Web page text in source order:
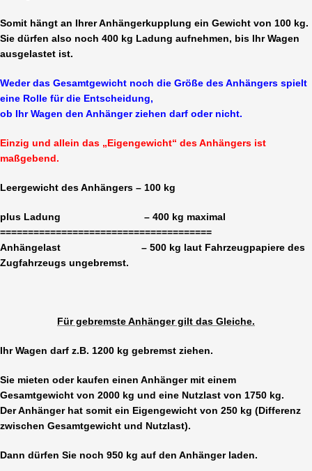
Somit hängt an Ihrer Anhängerkupplung ein Gewicht von 100 kg.
Sie dürfen also noch 400 kg Ladung aufnehmen, bis Ihr Wagen
ausgelastet ist.
Weder das Gesamtgewicht noch die Größe des Anhängers spielt
eine Rolle für die Entscheidung,
ob Ihr Wagen den Anhänger ziehen darf oder nicht.
Einzig und allein das „Eigengewicht“ des Anhängers ist
maßgebend.
Leergewicht des Anhängers – 100 kg
plus Ladung – 400 kg maximal
======================================
Anhängelast – 500 kg laut Fahrzeugpapiere des
Zugfahrzeugs ungebremst.
Für gebremste Anhänger gilt das Gleiche.
Ihr Wagen darf z.B. 1200 kg gebremst ziehen.
Sie mieten oder kaufen einen Anhänger mit einem
Gesamtgewicht von 2000 kg und eine Nutzlast von 1750 kg.
Der Anhänger hat somit ein Eigengewicht von 250 kg (Differenz
zwischen Gesamtgewicht und Nutzlast).
Dann dürfen Sie noch 950 kg auf den Anhänger laden.